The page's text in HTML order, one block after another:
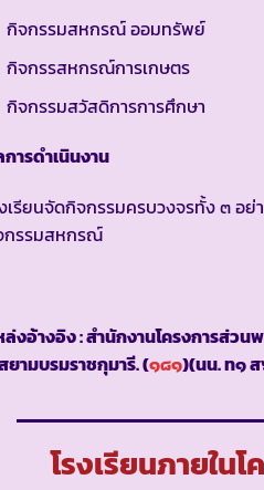
กิจกรรมสหกรณ์ ออมทรัพย์
กิจกรรสหกรณ์การเกษตร
กิจกรรมสวัสดิการการศึกษา
ารดำเนินงาน
เรียนจัดกิจกรรมครบวงจรทั้ง ๓ อ
กรรมสหกรณ์
งอ้างอิง : สำนักงานโครงการส่วน
ยามบรมราชกุมารี. (๑๘๑)(นน. ท๑
โรงเรียนภายใน